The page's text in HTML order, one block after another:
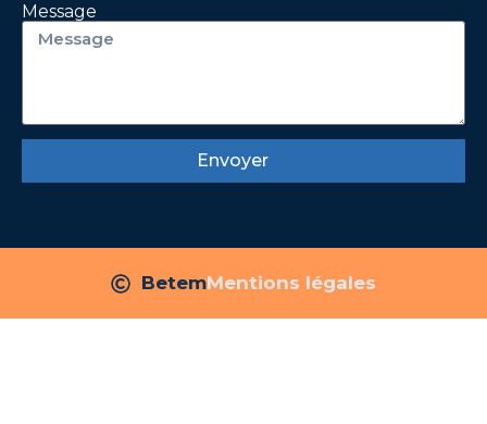
Message
Envoyer
BetemMentions légales